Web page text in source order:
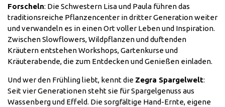
Forscheln: Die Schwestern Lisa und Paula führen das
traditionsreiche Pflanzencenter in dritter Generation weiter
und verwandeln es in einen Ort voller Leben und Inspiration.
Zwischen Slowflowers, Wildpflanzen und duftenden
Kräutern entstehen Workshops, Gartenkurse und
Kräuterabende, die zum Entdecken und Genießen einladen.
Und wer den Frühling liebt, kennt die Zegra Spargelwelt:
Seit vier Generationen steht sie für Spargelgenuss aus
Wassenberg und Effeld. Die sorgfältige Hand-Ernte, eigene